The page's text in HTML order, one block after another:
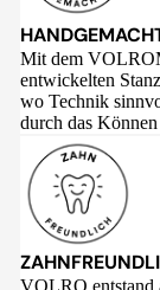
Mit dem
entwickelten
wo Technik
durch das
VOLRO entstand